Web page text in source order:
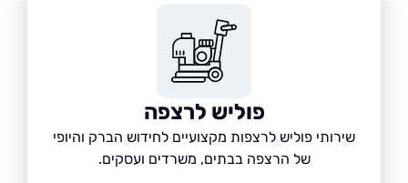
פוליש לרצפה
שירותי פוליש לרצפות מקצועיים לחידוש הברק והיופי
של הרצפה בבתים, משרדים ועסקים.